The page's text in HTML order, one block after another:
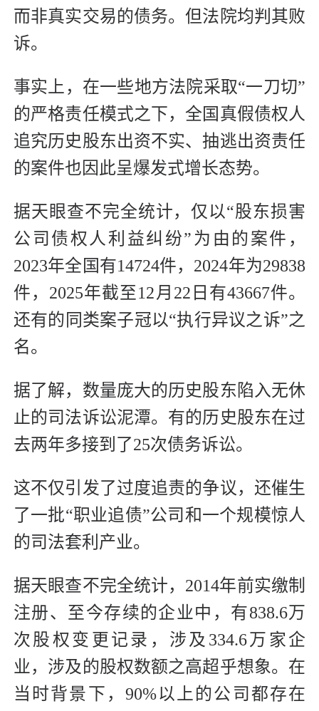
而非真实交易的债务。但法院均判其败
诉。
事实上，在一些地方法院采取“一刀切”
的严格责任模式之下，全国真假债权人
追究历史股东出资不实、抽逃出资责任
的案件也因此呈爆发式增长态势。
据天眼查不完全统计，仅以“股东损害
公司债权人利益纠纷”为由的案件，
2023年全国有14724件，2024年为29838
件，2025年截至12月22日有43667件。
还有的同类案子冠以“执行异议之诉”之
名。
据了解，数量庞大的历史股东陷入无休
止的司法诉讼泥潭。有的历史股东在过
去两年多接到了25次债务诉讼。
这不仅引发了过度追责的争议，还催生
了一批“职业追债”公司和一个规模惊人
的司法套利产业。
据天眼查不完全统计，2014年前实缴制
注册、至今存续的企业中，有838.6万
次股权变更记录，涉及334.6万家企
业，涉及的股权数额之高超乎想象。在
当时背景下，90%以上的公司都存在